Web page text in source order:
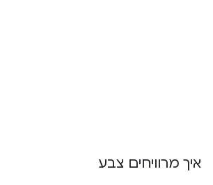
איך מרוויחים צבע